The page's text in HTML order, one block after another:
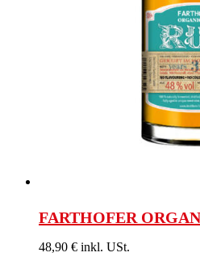
FARTHOFER
48,90 € inkl. USt.